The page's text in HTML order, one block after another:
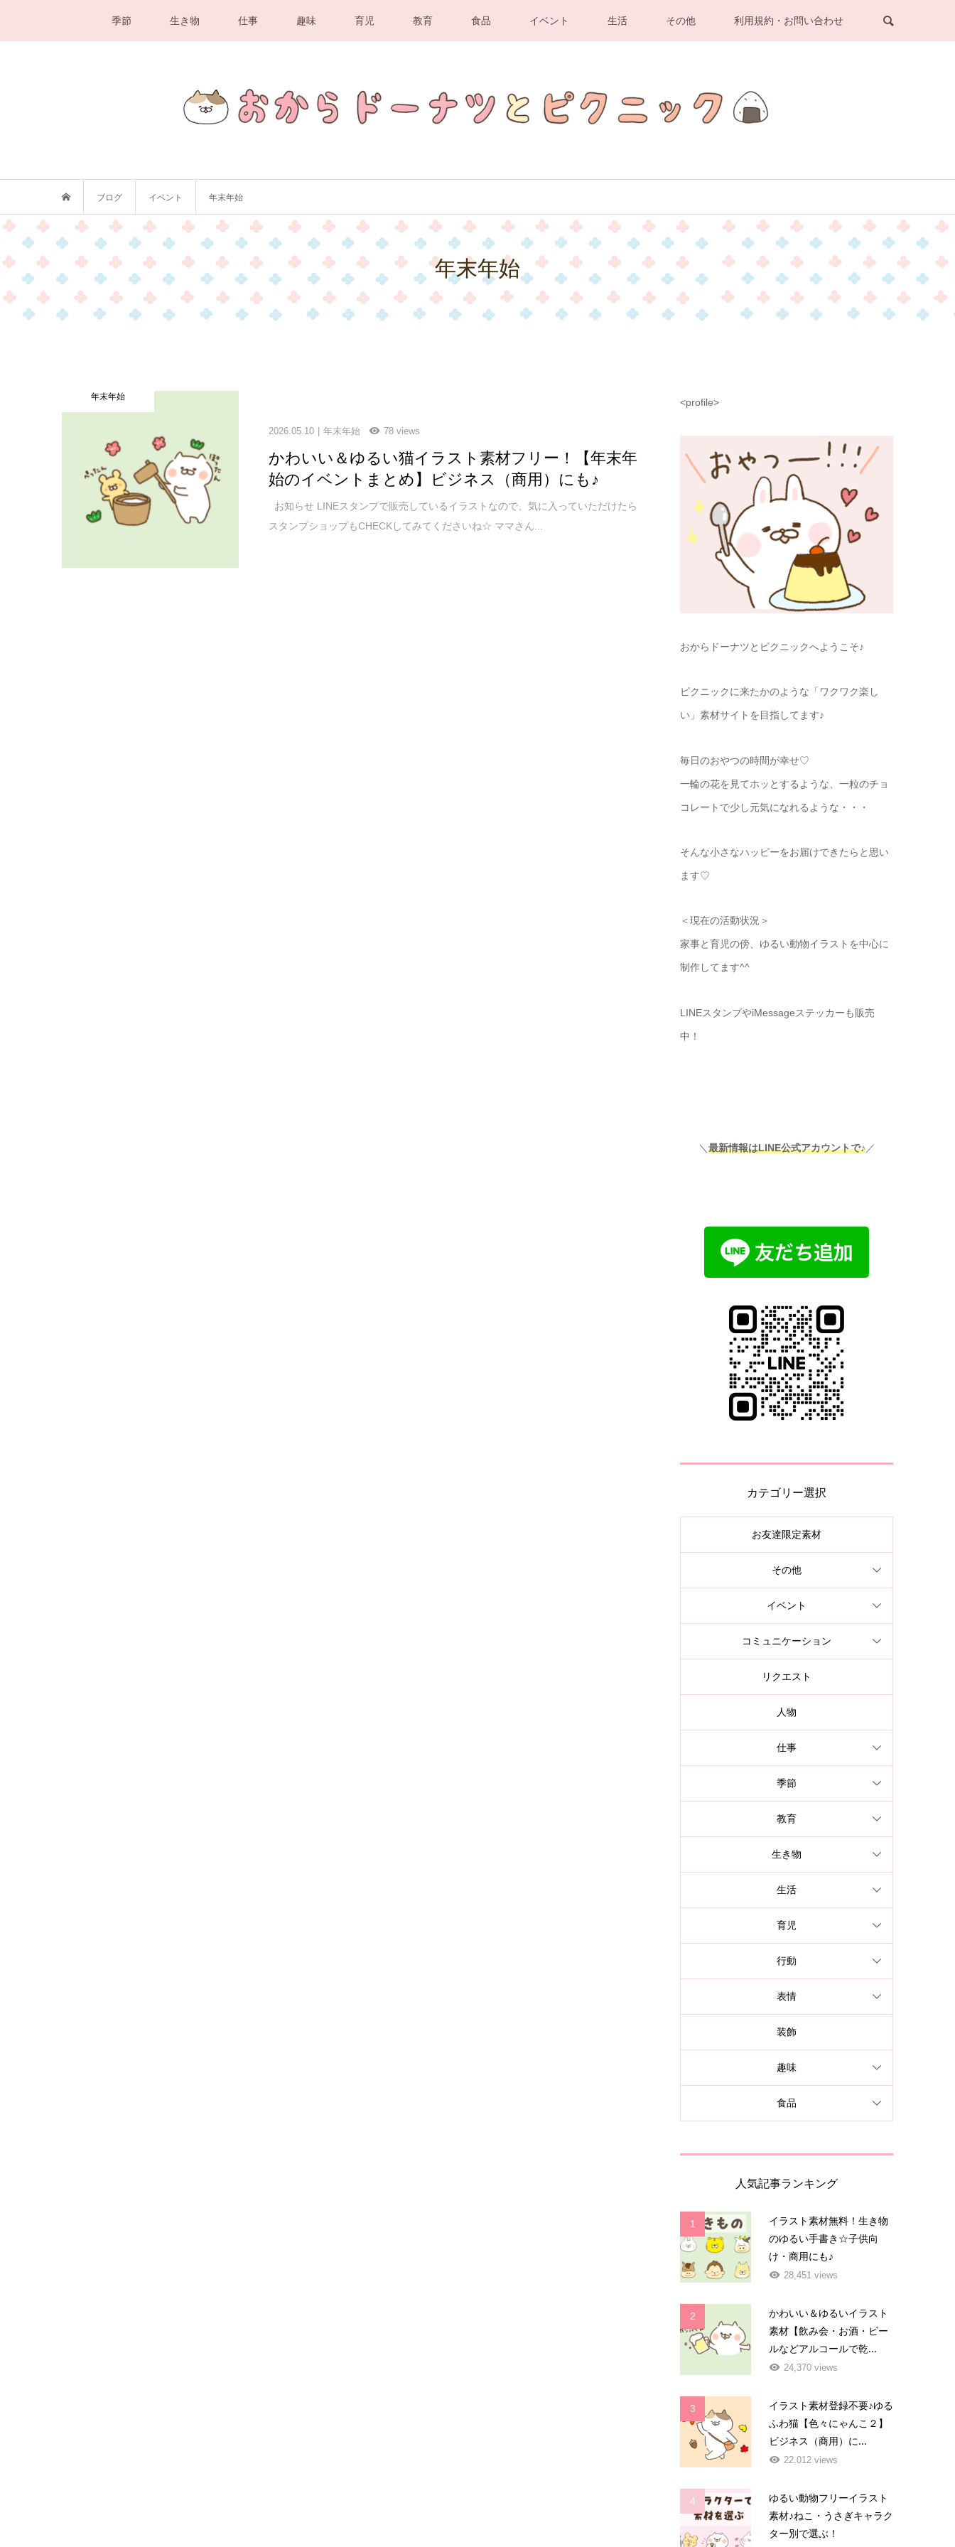
季節 生き物 仕事 趣味 育児 教育 食品 イベント 生活 その他 利用規約・お問い合わせ
ブログ イベント 年末年始
年末年始
年末年始
2026.05.10 年末年始 78 views
かわいい＆ゆるい猫イラスト素材フリー！【年末年
始のイベントまとめ】ビジネス（商用）にも♪
お知らせ LINEスタンプで販売しているイラストなので、気に入っていただけたら
スタンプショップもCHECKしてみてくださいね☆ ママさん...
<profile>
おからドーナツとピクニックへようこそ♪
ピクニックに来たかのような「ワクワク楽し
い」素材サイトを目指してます♪
毎日のおやつの時間が幸せ♡
一輪の花を見てホッとするような、一粒のチョ
コレートで少し元気になれるような・・・
そんな小さなハッピーをお届けできたらと思い
ます♡
＜現在の活動状況＞
家事と育児の傍、ゆるい動物イラストを中心に
制作してます^^
LINEスタンプやiMessageステッカーも販売
中！
＼ 最新情報はLINE公式アカウントで♪／
カテゴリー選択
お友達限定素材
その他
イベント
コミュニケーション
リクエスト
人物
仕事
季節
教育
生き物
生活
育児
行動
表情
装飾
趣味
食品
人気記事ランキング
1
イラスト素材無料！生き物
のゆるい手書き☆子供向
け・商用にも♪
28,451 views
2
かわいい＆ゆるいイラスト
素材【飲み会・お酒・ビー
ルなどアルコールで乾...
24,370 views
3
イラスト素材登録不要♪ゆる
ふわ猫【色々にゃんこ２】
ビジネス（商用）に...
22,012 views
4
ゆるい動物フリーイラスト
素材♪ねこ・うさぎキャラク
ター別で選ぶ！